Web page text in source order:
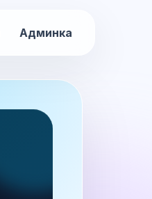
Админка